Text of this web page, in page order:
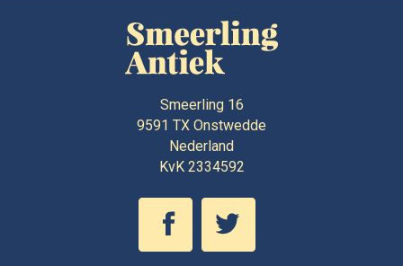
Smeerling 16
9591 TX Onstwedde
Nederland
KvK 2334592